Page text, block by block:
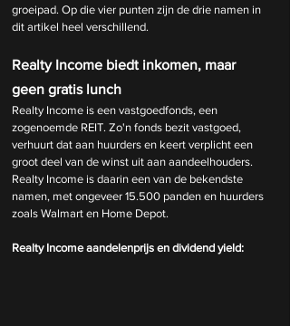
groeipad. Op die vier punten zijn de drie namen in
dit artikel heel verschillend.
Realty Income biedt inkomen, maar
geen gratis lunch
Realty Income is een vastgoedfonds, een
zogenoemde REIT. Zo'n fonds bezit vastgoed,
verhuurt dat aan huurders en keert verplicht een
groot deel van de winst uit aan aandeelhouders.
Realty Income is daarin een van de bekendste
namen, met ongeveer 15.500 panden en huurders
zoals Walmart en Home Depot.
Realty Income aandelenprijs en dividend yield: